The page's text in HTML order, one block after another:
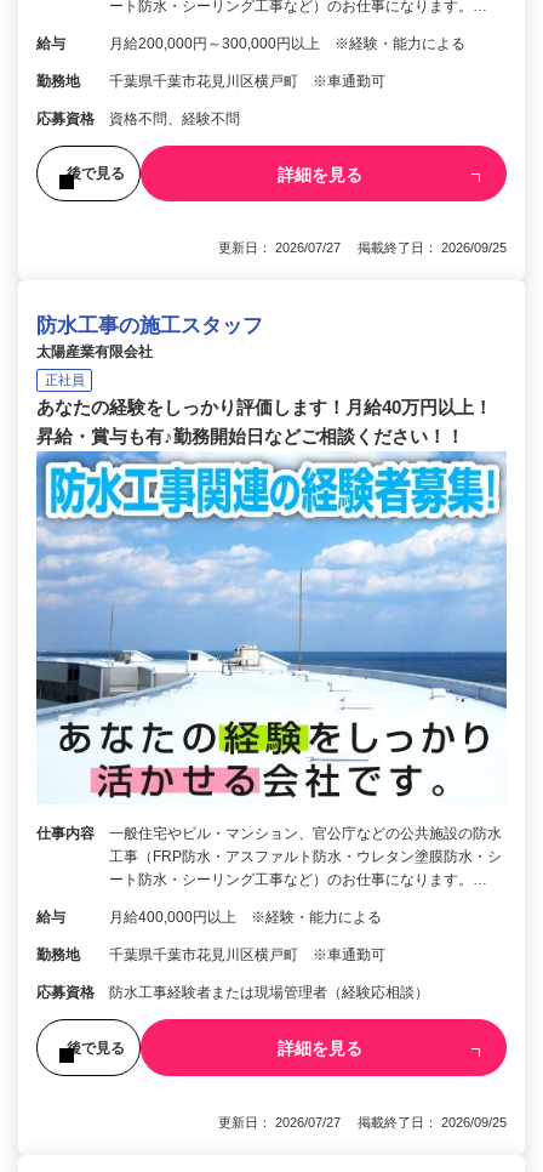
ート防水・シーリング工事など）のお仕事になります。…
給与 月給200,000円～300,000円以上 ※経験・能力による
勤務地 千葉県千葉市花見川区横戸町 ※車通勤可
応募資格 資格不問、経験不問
後で見る 詳細を見る
更新日： 2026/07/27 掲載終了日： 2026/09/25
防水工事の施工スタッフ
太陽産業有限会社
正社員
あなたの経験をしっかり評価します！月給40万円以上！
昇給・賞与も有♪勤務開始日などご相談ください！！
仕事内容
一般住宅やビル・マンション、官公庁などの公共施設の防水
工事（FRP防水・アスファルト防水・ウレタン塗膜防水・シ
ート防水・シーリング工事など）のお仕事になります。…
給与 月給400,000円以上 ※経験・能力による
勤務地 千葉県千葉市花見川区横戸町 ※車通勤可
応募資格 防水工事経験者または現場管理者（経験応相談）
後で見る 詳細を見る
更新日： 2026/07/27 掲載終了日： 2026/09/25